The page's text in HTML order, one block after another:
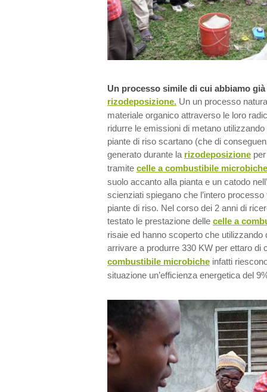
Un processo simile di cui abbiamo
rizodeposizione. Un un processo
materiale organico attraverso le loro
ridurre le emissioni di metano
piante di riso scartano (che di
generato durante la rizodeposizione
tramite celle a combustibile microbiche
suolo accanto alla pianta e un catodo
scienziati spiegano che l’intero
piante di riso. Nel corso dei 2 anni di
testato le prestazione delle celle a
risaie ed hanno scoperto che utilizzando
arrivare a produrre 330 KW per ettaro di
combustibile microbiche infatti
situazione un’efficienza energetica del